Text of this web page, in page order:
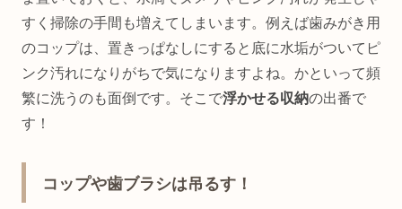
すく掃除の手間も増えてしまいます。例えば歯みがき用
のコップは、置きっぱなしにすると底に水垢がついてピ
ンク汚れになりがちで気になりますよね。かといって頻
繁に洗うのも面倒です。そこで浮かせる収納の出番で
す！
コップや歯ブラシは吊るす！